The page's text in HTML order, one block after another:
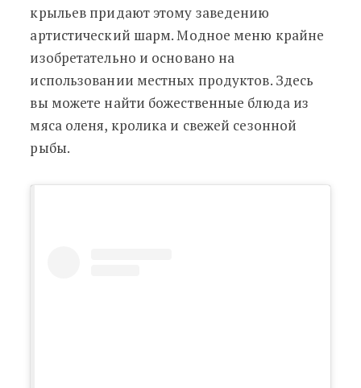
крыльев придают этому заведению
артистический шарм. Модное меню крайне
изобретательно и основано на
использовании местных продуктов. Здесь
вы можете найти божественные блюда из
мяса оленя, кролика и свежей сезонной
рыбы.